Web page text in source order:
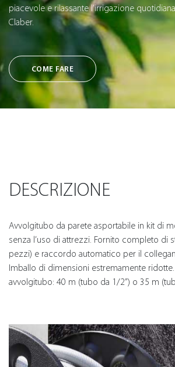
piacevole e rilassante l’irrigazione
Claber.
COME FARE
DESCRIZIONE
Avvolgitubo da parete asportabile in kit di
senza l’uso di attrezzi. Fornito completo di
pezzi) e raccordo automatico per il
Imballo di dimensioni estremamente ridotte.
avvolgitubo: 40 m (tubo da 1/2”) o 35 m